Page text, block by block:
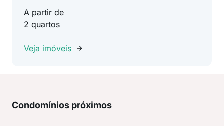
A partir de
2 quartos
Veja imóveis
Condomínios próximos